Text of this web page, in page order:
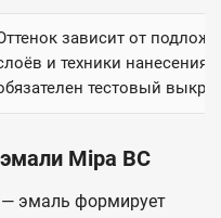
зависит от
и техники нанесения.
тестовый
Mipa BC
— эмаль формирует